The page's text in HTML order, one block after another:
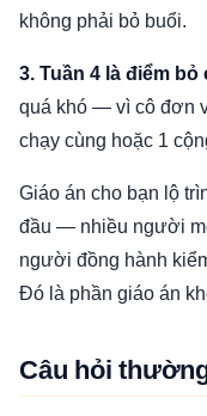
không phải bỏ buổi.
3. Tuần 4 là điểm
quá khó — vì cô đơn
chạy cùng hoặc 1
Giáo án cho bạn lộ
đầu — nhiều người
người đồng hành
Đó là phần giáo án
Câu hỏi